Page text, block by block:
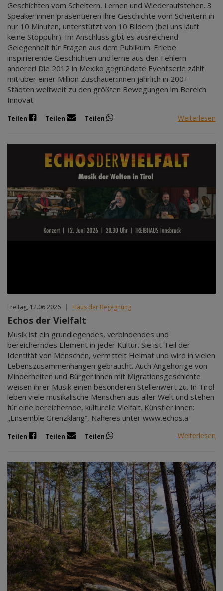
Geschichten vom Scheitern, Lernen und Wiederaufstehen. 3
Speaker:innen präsentieren ihre Geschichte vom Scheitern in
nur 10 Minuten, unterstützt von 10 Bildern (bei uns läuft
keine Stoppuhr). Im Anschluss gibt es ausreichend
Gelegenheit für Fragen aus dem Publikum. Erlebe
inspirierende Geschichten und lerne aus den Fehlern
anderer! Die 2012 in Mexiko gegründete Eventserie zählt
mit über einer Million Zuschauer:innen jährlich in 200+
Städten weltweit zu den größten Bewegungen im Bereich
Innovat
Teilen Teilen Teilen Weiterlesen
Freitag, 12.06.2026 | Haus der Begegnung
Echos der Vielfalt
Musik ist ein grundlegendes, verbindendes und
bereicherndes Element in jeder Kultur. Sie ist Teil der
Identität von Menschen, vermittelt Heimat und wird in vielen
Lebenszusammenhängen gebraucht. Auch Angehörige von
Minderheiten und Bürger:innen mit Migrationsgeschichte
weisen ihrer Musik einen besonderen Stellenwert zu. In Tirol
leben viele musikalische Menschen aus aller Welt und stehen
für eine bereichernde, kulturelle Vielfalt. Künstler:innen:
„Ensemble Grenzklang“, Näheres unter www.echos.a
Teilen Teilen Teilen Weiterlesen